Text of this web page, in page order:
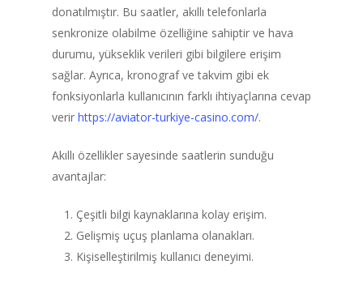
donatılmıştır. Bu saatler, akıllı telefonlarla
senkronize olabilme özelliğine sahiptir ve hava
durumu, yükseklik verileri gibi bilgilere erişim
sağlar. Ayrıca, kronograf ve takvim gibi ek
fonksiyonlarla kullanıcının farklı ihtiyaçlarına cevap
verir https://aviator-turkiye-casino.com/.
Akıllı özellikler sayesinde saatlerin sunduğu
avantajlar:
Çeşitli bilgi kaynaklarına kolay erişim.
Gelişmiş uçuş planlama olanakları.
Kişiselleştirilmiş kullanıcı deneyimi.